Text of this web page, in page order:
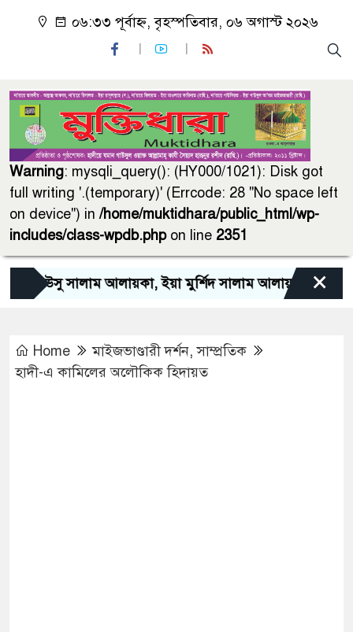
০৬:৩৩ পূর্বাহ্ন, বৃহস্পতিবার, ০৬ অগাস্ট ২০২৬
Warning: mysqli_query(): (HY000/1021): Disk got
full writing '.(temporary)' (Errcode: 28 "No space left
on device") in/home/muktidhara/public_html/wp-
includes/class-wpdb.phpon line 2351
সালাম আলায়কা, ইয়া মুর্শিদ সালাম আলায়কা, ইয়া মাওলা
×
Home মাইজভাণ্ডারী দর্শন,সাম্প্রতিক
হাদী-এ কামিলের অলৌকিক হিদায়ত